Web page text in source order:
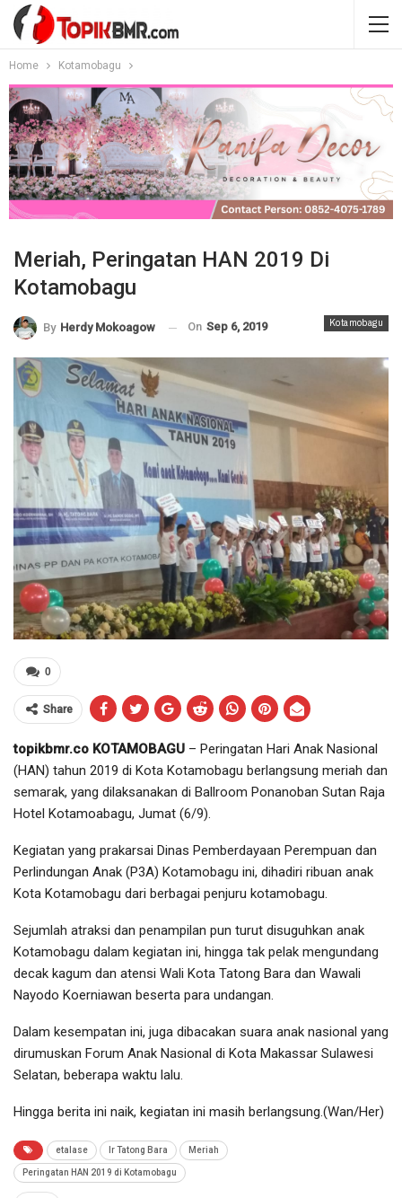
Home Kotamobagu
Meriah, Peringatan HAN 2019 Di
Kotamobagu
Kotamobagu
By Herdy Mokoagow On Sep 6, 2019
0
Share
topikbmr.co KOTAMOBAGU – Peringatan Hari Anak Nasional
(HAN) tahun 2019 di Kota Kotamobagu berlangsung meriah dan
semarak, yang dilaksanakan di Ballroom Ponanoban Sutan Raja
Hotel Kotamoabagu, Jumat (6/9).
Kegiatan yang prakarsai Dinas Pemberdayaan Perempuan dan
Perlindungan Anak (P3A) Kotamobagu ini, dihadiri ribuan anak
Kota Kotamobagu dari berbagai penjuru kotamobagu.
Sejumlah atraksi dan penampilan pun turut disuguhkan anak
Kotamobagu dalam kegiatan ini, hingga tak pelak mengundang
decak kagum dan atensi Wali Kota Tatong Bara dan Wawali
Nayodo Koerniawan beserta para undangan.
Dalam kesempatan ini, juga dibacakan suara anak nasional yang
dirumuskan Forum Anak Nasional di Kota Makassar Sulawesi
Selatan, beberapa waktu lalu.
Hingga berita ini naik, kegiatan ini masih berlangsung.(Wan/Her)
etalase Ir Tatong Bara Meriah
Peringatan HAN 2019 di Kotamobagu